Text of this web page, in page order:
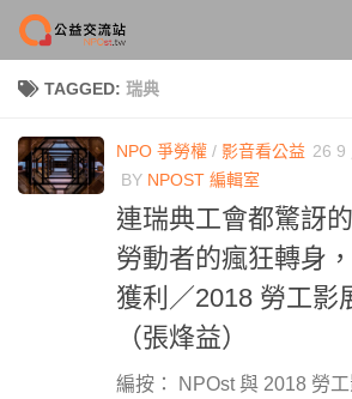
Skip to content
TAGGED: 瑞典
NPO 爭勞權 / 影音看公益 26 9
BY NPOST 編輯室
連瑞典工會都驚訝
勞動者的瘋狂轉身
獲利／2018 勞工影
（張烽益）
編按： NPOst 與 2018 勞